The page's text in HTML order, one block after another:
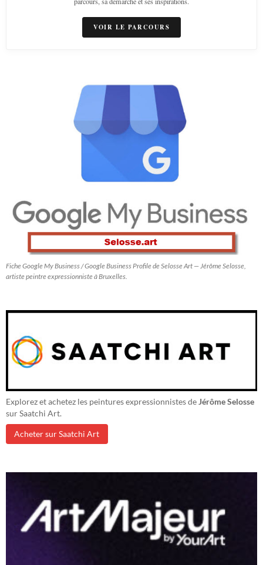
VOIR LE PARCOURS
Fiche Google My Business / Google Business Profile de Selosse Art — Jérôme Selosse,
artiste peintre expressionniste à Bruxelles.
Explorez et achetez les peintures expressionnistes deJérôme Selosse
sur Saatchi Art.
Acheter sur Saatchi Art